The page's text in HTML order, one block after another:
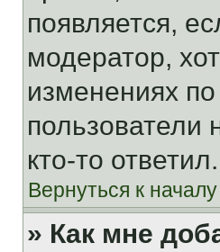
появляется,
модератор,
изменениях
пользователи
кто-то ответил.
Вернуться к началу
» Как мне